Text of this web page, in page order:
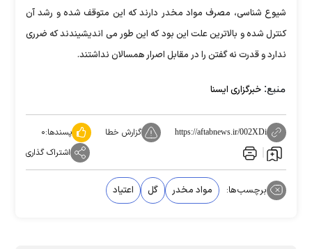
شیوع شناسی، مصرف مواد مخدر دارند که این متوقف شده و رشد آن
کنترل شده و بالاترین علت این بود که این طور می اندیشیندند که ضرری
ندارد و قدرت نه گفتن را در مقابل اصرار همسالان نداشتند.
منبع: خبرگزاری ایسنا
https://aftabnews.ir/002XDi گزارش خطا پسندها:۰
اشتراک گذاری
برچسب‌ها: مواد مخدر گل اعتیاد